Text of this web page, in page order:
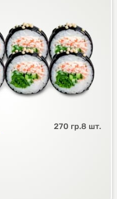
270 гр.8 шт.